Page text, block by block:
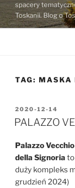
spacery
Toskanii. Blog o
TAG: MASKA
OPUBLIKOWANE
W
2020-12-14
PALAZZO
Palazzo Vecchio
della Signoria to
duży kompleks
grudzień 2024)